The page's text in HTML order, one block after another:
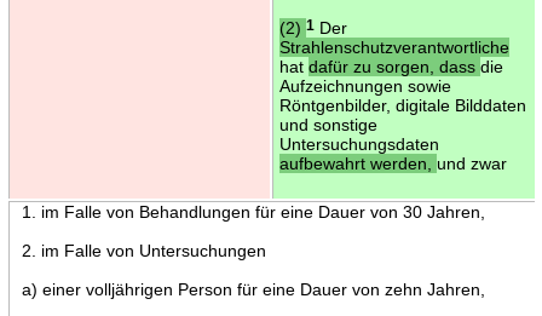
(2) 1Der
Strahlenschutzverantwortliche
hat dafür zu sorgen, dass die
Aufzeichnungen sowie
Röntgenbilder, digitale Bilddaten
und sonstige
Untersuchungsdaten
aufbewahrt werden, und zwar
1. im Falle von Behandlungen für eine Dauer von 30 Jahren,
2. im Falle von Untersuchungen
a) einer volljährigen Person für eine Dauer von zehn Jahren,